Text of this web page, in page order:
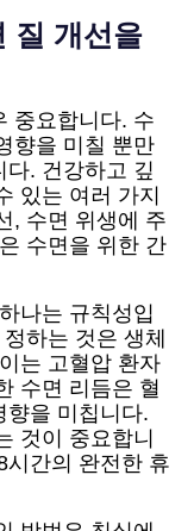
질 개선을
중요합니다. 수
향을 미칠 뿐만
다. 건강하고 깊
있는 여러 가지
, 수면 위생에 주
수면을 위한 간
나는 규칙성입
하는 것은 생체
는 고혈압 환자
수면 리듬은 혈
향을 미칩니다.
것이 중요합니
시간의 완전한 휴